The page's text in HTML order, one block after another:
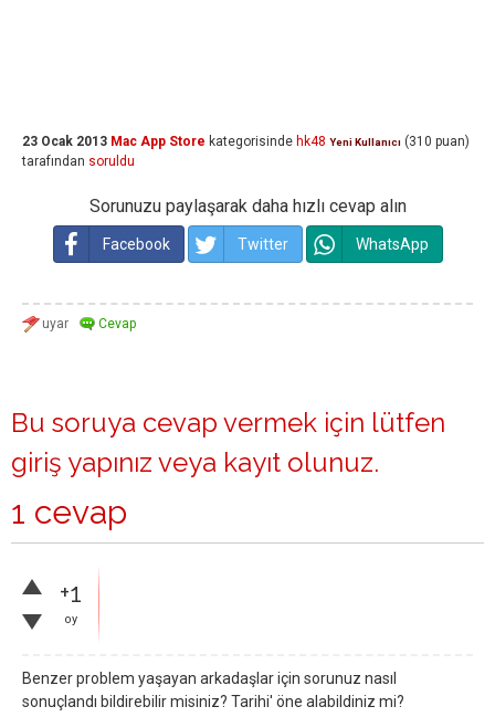
23 Ocak 2013 Mac App Store kategorisinde hk48 Yeni Kullanıcı (310 puan)
tarafından soruldu
Sorunuzu paylaşarak daha hızlı cevap alın
Facebook Twitter WhatsApp
Bu soruya cevap vermek için lütfen
giriş yapınız veya kayıt olunuz.
1 cevap
+1
oy
Benzer problem yaşayan arkadaşlar için sorunuz nasıl
sonuçlandı bildirebilir misiniz? Tarihi' öne alabildiniz mi?